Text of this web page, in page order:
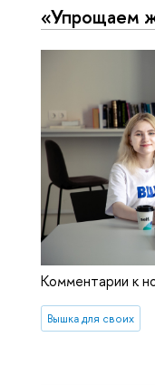
«Упрощаем
Комментарии к
Вышка для своих